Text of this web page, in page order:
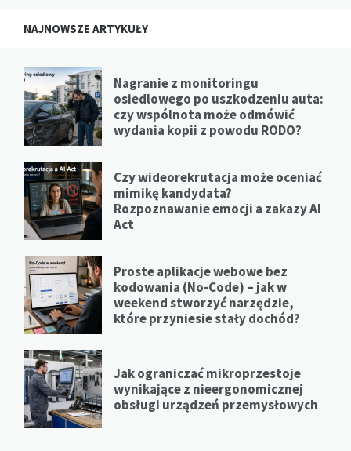
NAJNOWSZE ARTYKUŁY
Nagranie z monitoringu
osiedlowego po uszkodzeniu auta:
czy wspólnota może odmówić
wydania kopii z powodu RODO?
Czy wideorekrutacja może oceniać
mimikę kandydata?
Rozpoznawanie emocji a zakazy AI
Act
Proste aplikacje webowe bez
kodowania (No-Code) – jak w
weekend stworzyć narzędzie,
które przyniesie stały dochód?
Jak ograniczać mikroprzestoje
wynikające z nieergonomicznej
obsługi urządzeń przemysłowych